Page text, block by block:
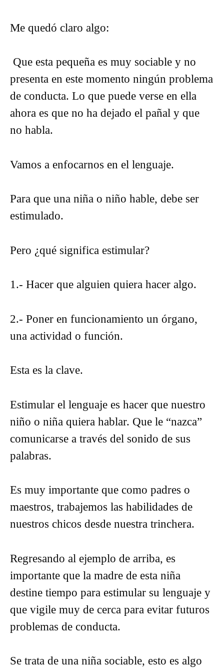
Me quedó claro algo:
Que esta pequeña es muy sociable y no
presenta en este momento ningún problema
de conducta. Lo que puede verse en ella
ahora es que no ha dejado el pañal y que
no habla.
Vamos a enfocarnos en el lenguaje.
Para que una niña o niño hable, debe ser
estimulado.
Pero ¿qué significa estimular?
1.- Hacer que alguien quiera hacer algo.
2.- Poner en funcionamiento un órgano,
una actividad o función.
Esta es la clave.
Estimular el lenguaje es hacer que nuestro
niño o niña quiera hablar. Que le “nazca”
comunicarse a través del sonido de sus
palabras.
Es muy importante que como padres o
maestros, trabajemos las habilidades de
nuestros chicos desde nuestra trinchera.
Regresando al ejemplo de arriba, es
importante que la madre de esta niña
destine tiempo para estimular su lenguaje y
que vigile muy de cerca para evitar futuros
problemas de conducta.
Se trata de una niña sociable, esto es algo